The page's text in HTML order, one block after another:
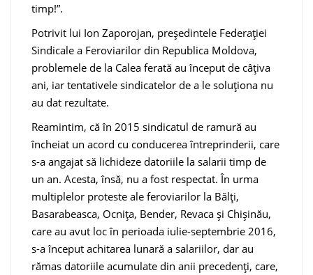
timp!”.
Potrivit lui Ion Zaporojan, președintele Federației
Sindicale a Feroviarilor din Republica Moldova,
problemele de la Calea ferată au început de câțiva
ani, iar tentativele sindicatelor de a le soluţiona nu
au dat rezultate.
Reamintim, că în 2015 sindicatul de ramură au
încheiat un acord cu conducerea întreprinderii, care
s-a angajat să lichideze datoriile la salarii timp de
un an. Acesta, însă, nu a fost respectat. În urma
multiplelor proteste ale feroviarilor la Bălți,
Basarabeasca, Ocnița, Bender, Revaca și Chișinău,
care au avut loc în perioada iulie-septembrie 2016,
s-a început achitarea lunară a salariilor, dar au
rămas datoriile acumulate din anii precedenți, care,